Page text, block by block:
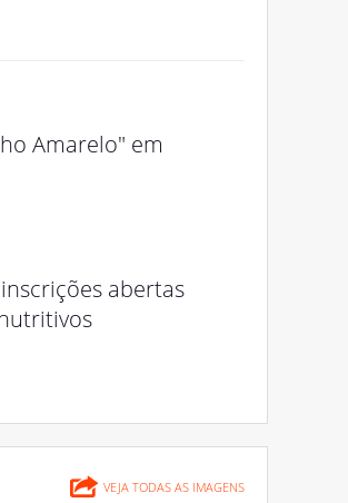
Amarelo" em
abertas
VEJA TODAS AS IMAGENS